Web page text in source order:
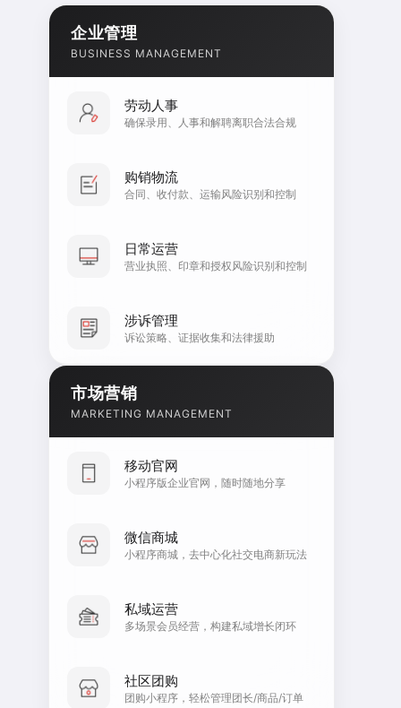
企业管理
BUSINESS MANAGEMENT
劳动人事
确保录用、人事和解聘离职合法合规
购销物流
合同、收付款、运输风险识别和控制
日常运营
营业执照、印章和授权风险识别和控制
涉诉管理
诉讼策略、证据收集和法律援助
市场营销
MARKETING MANAGEMENT
移动官网
小程序版企业官网，随时随地分享
微信商城
小程序商城，去中心化社交电商新玩法
私域运营
多场景会员经营，构建私域增长闭环
社区团购
团购小程序，轻松管理团长/商品/订单